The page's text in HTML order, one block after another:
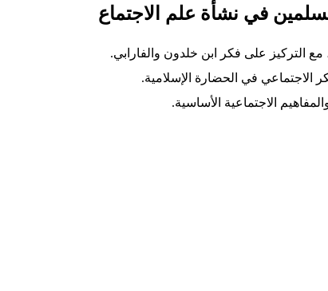
في نشأة علم الاجتماع
مع التركيز على فكر ابن خلدون والفارابي.
الاجتماعي في الحضارة الإسلامية.
الاجتماعية الأساسية.